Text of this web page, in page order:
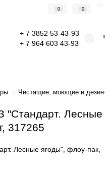
0 0
+ 7 3852 53-43-93
+ 7 964 603 43-93
0
Чистящие, моющие и
Лесные
317265